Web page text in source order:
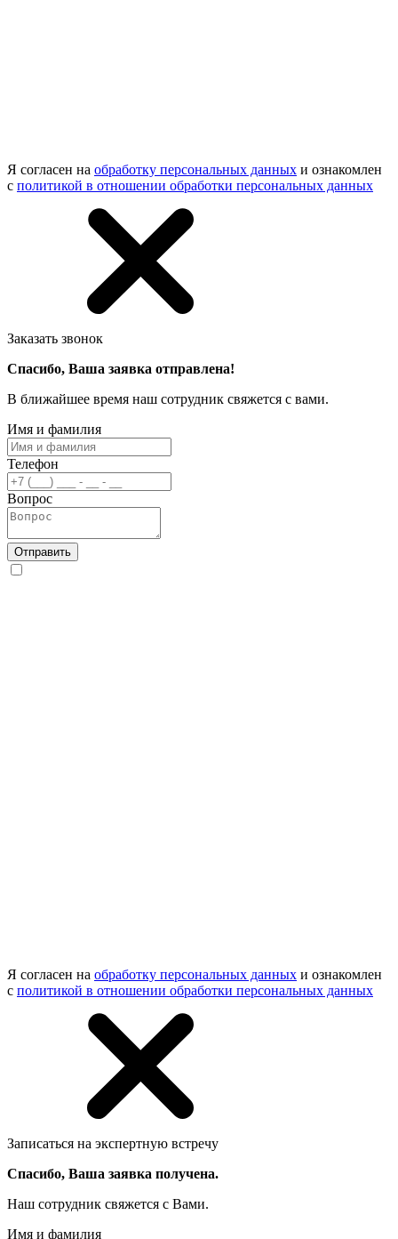
Я согласен на обработку персональных данных и ознакомлен
с политикой в отношении обработки персональных данных
Заказать звонок
Спасибо, Ваша заявка отправлена!
В ближайшее время наш сотрудник свяжется с вами.
Имя и фамилия
Телефон
Вопрос
Отправить
Я согласен на обработку персональных данных и ознакомлен
с политикой в отношении обработки персональных данных
Записаться на экспертную встречу
Спасибо, Ваша заявка получена.
Наш сотрудник свяжется с Вами.
Имя и фамилия